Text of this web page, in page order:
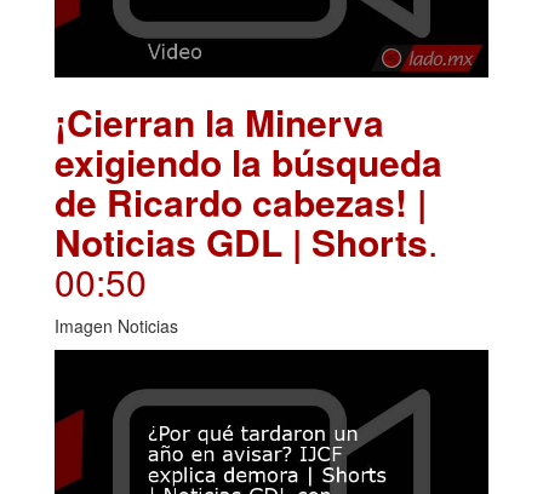
¡Cierran la Minerva
exigiendo la búsqueda
de Ricardo cabezas! |
Noticias GDL | Shorts.
00:50
Imagen Noticias